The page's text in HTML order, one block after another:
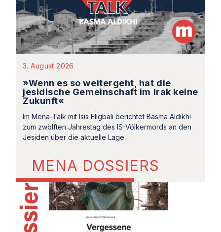
3. August 2026
»Wenn es so weitergeht, hat die
jesidische Gemeinschaft im Irak keine
Zukunft«
Im Mena-Talk mit Isis Eligbali berichtet Basma Aldikhi
zum zwölften Jahrestag des IS-Völkermords an den
Jesiden über die aktuelle Lage…
MENA DOSSIERS